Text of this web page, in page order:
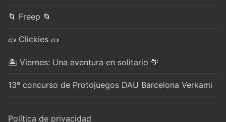
🌀 Freep 🌀
🧱 Clickies 🧱
🏝️ Viernes: Una aventura en solitario 🌴
13º concurso de Protojuegos DAU Barcelona Verkami
Política de privacidad